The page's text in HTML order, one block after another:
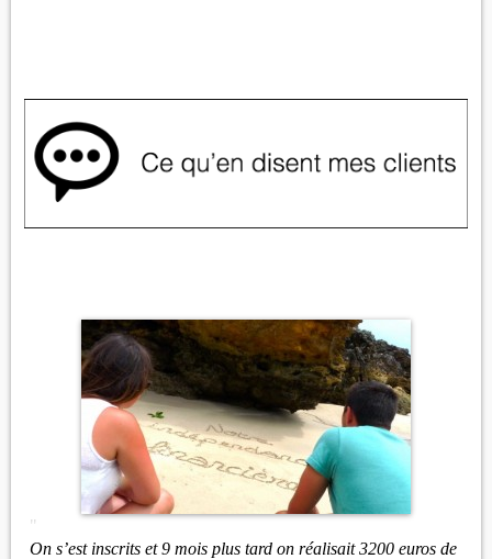
"
On s’est inscrits et 9 mois plus tard on réalisait 3200 euros de